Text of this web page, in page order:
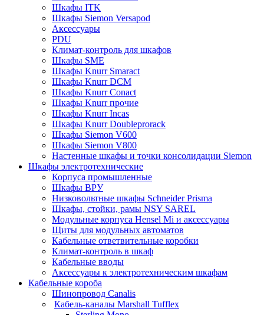
Шкафы ITK
Шкафы Siemon Versapod
Аксессуары
PDU
Климат-контроль для шкафов
Шкафы SME
Шкафы Knurr Smaract
Шкафы Knurr DCM
Шкафы Knurr Conact
Шкафы Knurr прочие
Шкафы Knurr Incas
Шкафы Knurr Doubleprorack
Шкафы Siemon V600
Шкафы Siemon V800
Настенные шкафы и точки консолидации Siemon
Шкафы электротехнические
Корпуса промышленные
Шкафы ВРУ
Низковольтные шкафы Schneider Prisma
Шкафы, стойки, рамы NSY SAREL
Модульные корпуса Hensel Mi и аксессуары
Щиты для модульных автоматов
Кабельные ответвительные коробки
Климат-контроль в шкаф
Кабельные вводы
Аксессуары к электротехническим шкафам
Кабельные короба
Шинопровод Canalis
Кабель-каналы Marshall Tufflex